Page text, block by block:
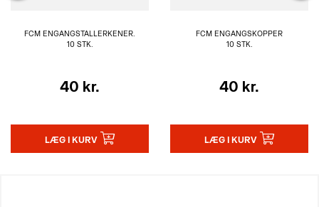
FCM ENGANGSTALLERKENER.
10 STK.
40 kr.
LÆG I KURV
FCM ENGANGSKOPPER
10 STK.
40 kr.
LÆG I KURV